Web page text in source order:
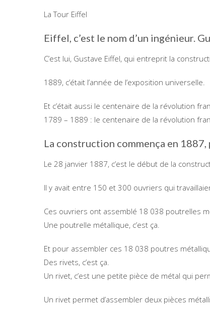
La Tour Eiffel
Eiffel, c’est le nom d’un ingénieur.
C’est lui, Gustave Eiffel, qui entreprit la
1889, c’était l’année de l’exposition universelle.
Et c’était aussi le centenaire de la révolution
1789 – 1889 : le centenaire de la révolution
La construction commença en
Le 28 janvier 1887, c’est le début de la
Il y avait entre 150 et 300 ouvriers qui
Ces ouvriers ont assemblé 18 038 poutrelles
Une poutrelle métallique, c’est ça.
Et pour assembler ces 18 038 poutres
Des rivets, c’est ça.
Un rivet, c’est une petite pièce de métal qui
Un rivet permet d’assembler deux pièces